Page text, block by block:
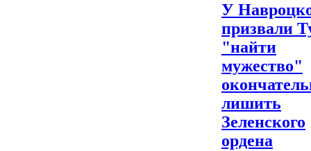
У
призвали
"найти
мужество"
лишить
Зеленского
ордена